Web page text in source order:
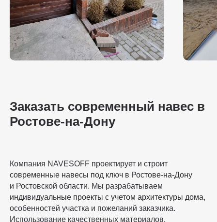
Заказать современный навес в
Ростове-на-Дону
Компания NAVESOFF проектирует и строит
современные навесы под ключ в Ростове-на-Дону
и Ростовской области. Мы разрабатываем
индивидуальные проекты с учетом архитектуры дома,
особенностей участка и пожеланий заказчика.
Использование качественных материалов,